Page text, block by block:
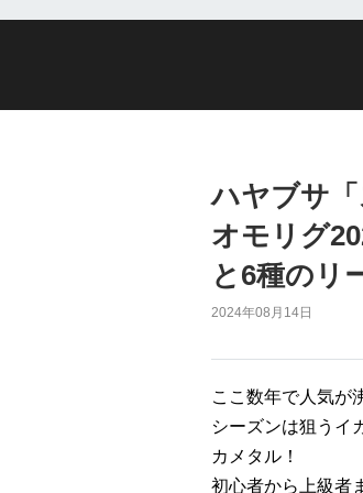
ハヤブサ
オモリグ
と6種のリ
2024年08月14日
ここ数年で人気が
シーズンは狙うイ
カメタル！
初心者から上級者